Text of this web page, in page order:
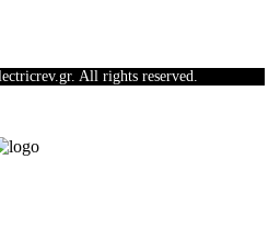
All rights reserved.